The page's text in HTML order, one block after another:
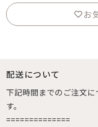
お
配送について
下記時間までのご注文
す。
==============